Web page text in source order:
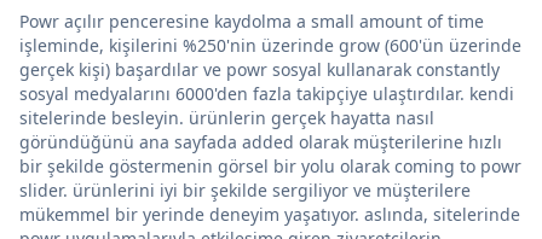
Powr açılır penceresine kaydolma a small amount of time
işleminde, kişilerini %250'nin üzerinde grow (600'ün üzerinde
gerçek kişi) başardılar ve powr sosyal kullanarak constantly
sosyal medyalarını 6000'den fazla takipçiye ulaştırdılar. kendi
sitelerinde besleyin. ürünlerin gerçek hayatta nasıl
göründüğünü ana sayfada added olarak müşterilerine hızlı
bir şekilde göstermenin görsel bir yolu olarak coming to powr
slider. ürünlerini iyi bir şekilde sergiliyor ve müşterilere
mükemmel bir yerinde deneyim yaşatıyor. aslında, sitelerinde